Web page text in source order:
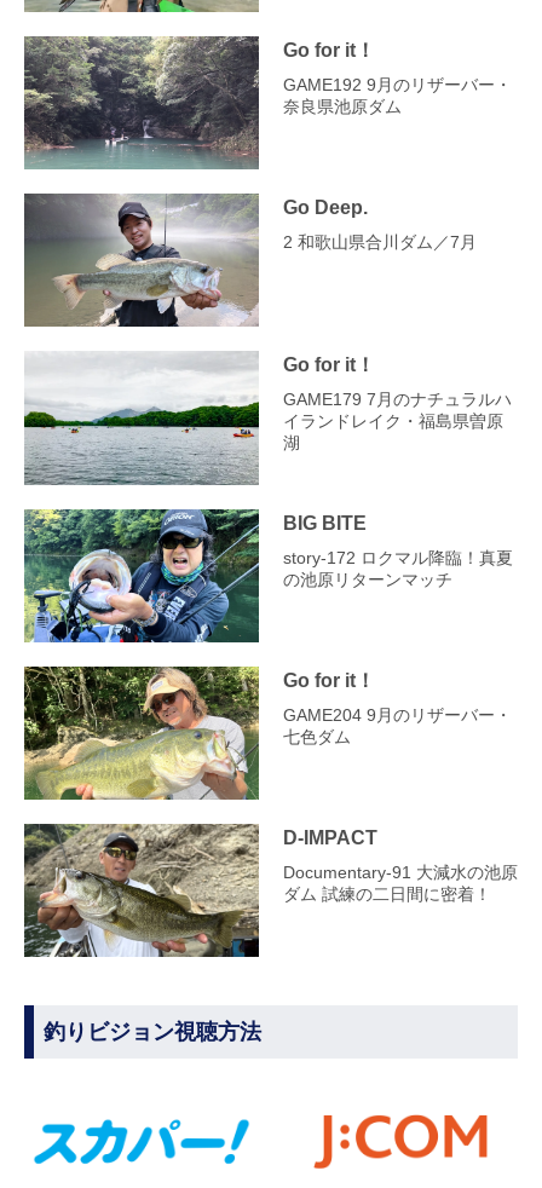
Go for it！
GAME192 9月のリザーバー・
奈良県池原ダム
Go Deep.
2 和歌山県合川ダム／7月
Go for it！
GAME179 7月のナチュラルハ
イランドレイク・福島県曽原
湖
BIG BITE
story‐172 ロクマル降臨！真夏
の池原リターンマッチ
Go for it！
GAME204 9月のリザーバー・
七色ダム
D-IMPACT
Documentary-91 大減水の池原
ダム 試練の二日間に密着！
釣りビジョン視聴方法